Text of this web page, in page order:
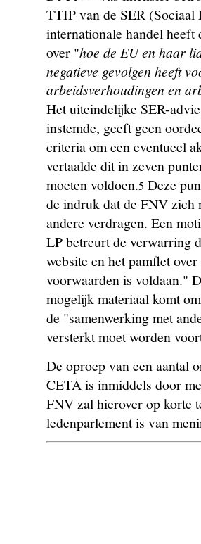
TTIP van de SER
internationale handel heeft
over "hoe de EU en haar
negatieve gevolgen heeft
arbeidsverhoudingen en
Het uiteindelijke SER-
instemde, geeft geen
criteria om een eventueel
vertaalde dit in zeven
moeten voldoen.5 Deze
de indruk dat de FNV zich
andere verdragen. Een
LP betreurt de verwarring
website en het pamflet
voorwaarden is voldaan."
mogelijk materiaal komt
de "samenwerking met
versterkt moet worden
De oproep van een aantal
CETA is inmiddels door
FNV zal hierover op korte
ledenparlement is van